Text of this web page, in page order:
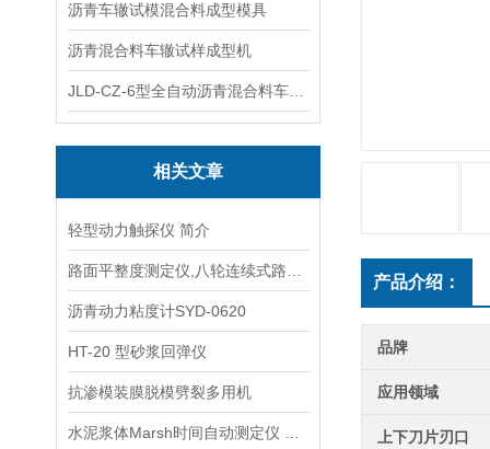
沥青车辙试模混合料成型模具
沥青混合料车辙试样成型机
相关文章
轻型动力触探仪 简介
沥青动力粘度计SYD-0620
HT-20 型砂浆回弹仪
抗渗模装膜脱模劈裂多用机
产品介绍：
品牌
应用领域
上下刀片刃口